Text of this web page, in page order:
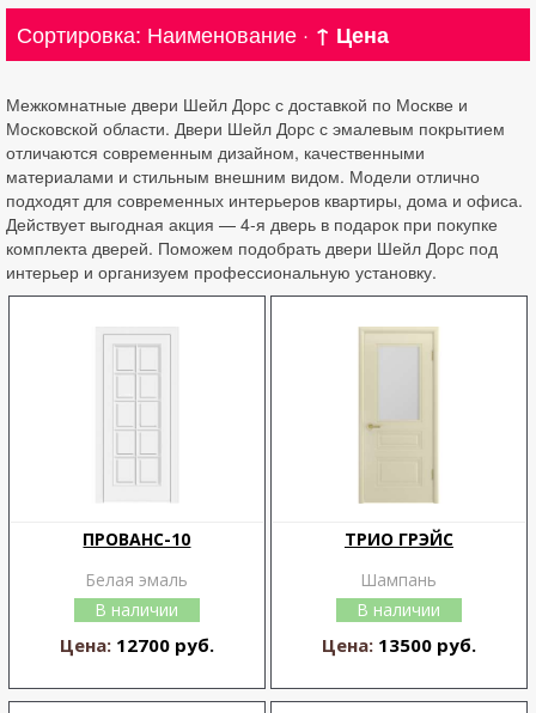
Сортировка: Наименование· ↑ Цена
Межкомнатные двери Шейл Дорс с доставкой по Москве и
Московской области. Двери Шейл Дорс с эмалевым покрытием
отличаются современным дизайном, качественными
материалами и стильным внешним видом. Модели отлично
подходят для современных интерьеров квартиры, дома и офиса.
Действует выгодная акция — 4-я дверь в подарок при покупке
комплекта дверей. Поможем подобрать двери Шейл Дорс под
интерьер и организуем профессиональную установку.
ПРОВАНС-10
Белая эмаль
В наличии
Цена: 12700 руб.
ТРИО ГРЭЙС
Шампань
В наличии
Цена: 13500 руб.